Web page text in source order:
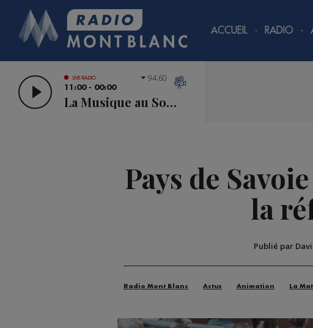
ACCUEIL RADIO
LIVE RADIO
11:00 - 00:00
La Musique au Sommet
94.60
Pays de
la
Publié par
Radio Mont Blanc Actus Animation La